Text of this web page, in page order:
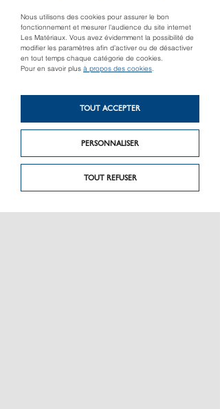
Nous utilisons des cookies pour assurer le bon
fonctionnement et mesurer l’audience du site internet
Les Matériaux. Vous avez évidemment la possibilité de
modifier les paramètres afin d’activer ou de désactiver
en tout temps chaque catégorie de cookies.
Pour en savoir plus à propos des cookies.
TOUT REFUSER
PERSONNALISER
TOUT ACCEPTER
Record Escalier escamotable